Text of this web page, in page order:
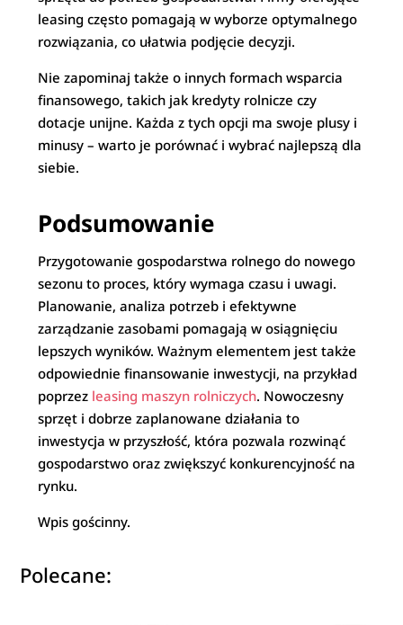
leasing często pomagają w wyborze optymalnego
rozwiązania, co ułatwia podjęcie decyzji.
Nie zapominaj także o innych formach wsparcia
finansowego, takich jak kredyty rolnicze czy
dotacje unijne. Każda z tych opcji ma swoje plusy i
minusy – warto je porównać i wybrać najlepszą dla
siebie.
Podsumowanie
Przygotowanie gospodarstwa rolnego do nowego
sezonu to proces, który wymaga czasu i uwagi.
Planowanie, analiza potrzeb i efektywne
zarządzanie zasobami pomagają w osiągnięciu
lepszych wyników. Ważnym elementem jest także
odpowiednie finansowanie inwestycji, na przykład
poprzez leasing maszyn rolniczych. Nowoczesny
sprzęt i dobrze zaplanowane działania to
inwestycja w przyszłość, która pozwala rozwinąć
gospodarstwo oraz zwiększyć konkurencyjność na
rynku.
Wpis gościnny.
Polecane: